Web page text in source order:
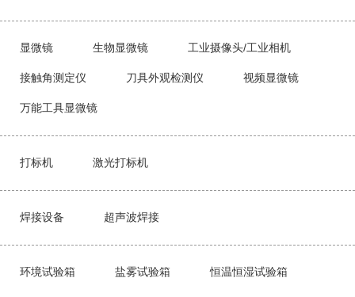
显微镜 生物显微镜 工业摄像头/工业相机
接触角测定仪 刀具外观检测仪 视频显微镜
万能工具显微镜
打标机 激光打标机
焊接设备 超声波焊接
环境试验箱 盐雾试验箱 恒温恒湿试验箱